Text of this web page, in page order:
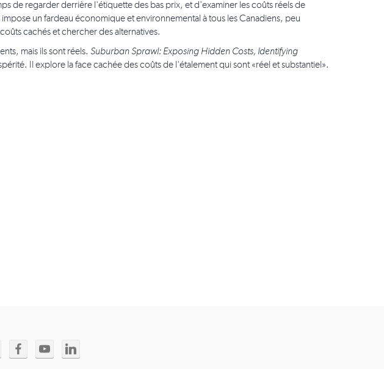
de regarder derrière l'étiquette des bas prix, et d'examiner les coûts réels de
un fardeau économique et environnemental à tous les Canadiens, peu
cachés et chercher des alternatives.
mais ils sont réels. Suburban Sprawl: Exposing Hidden Costs, Identifying
Il explore la face cachée des coûts de l'étalement qui sont «réel et substantiel».